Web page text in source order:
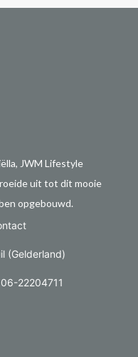
JWM Lifestyle
uit tot dit mooie
opgebouwd.
(Gelderland)
22204711